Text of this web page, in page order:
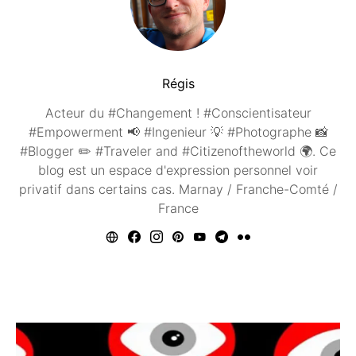
Régis
Acteur du #Changement ! #Conscientisateur
#Empowerment 📢 #Ingenieur 💡 #Photographe 📸
#Blogger ✏️ #Traveler and #Citizenoftheworld 🌍. Ce
blog est un espace d'expression personnel voir
privatif dans certains cas. Marnay / Franche-Comté /
France